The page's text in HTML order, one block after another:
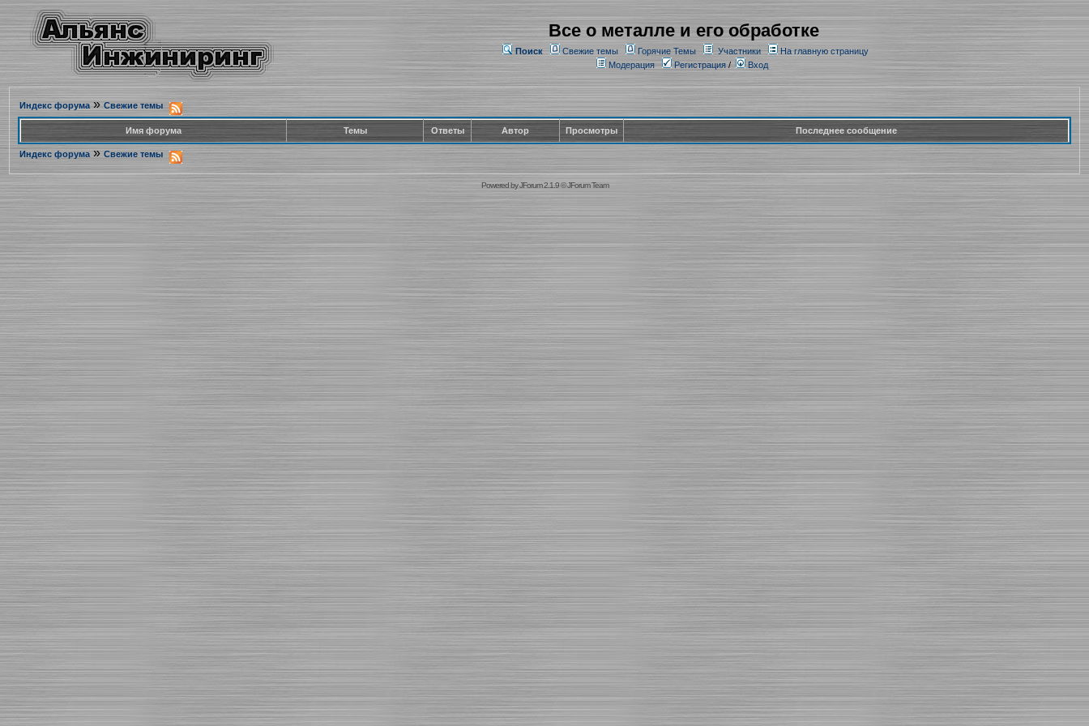
Все о металле и его обработке
Поиск Свежие темы Горячие Темы Участники
На главную страницу
Модерация
Регистрация/ Вход
Индекс форума» Свежие темы
Имя форума Темы Ответы Автор Просмотры Последнее сообщение
Индекс форума » Свежие темы
Powered byJForum 2.1.9©JForum Team